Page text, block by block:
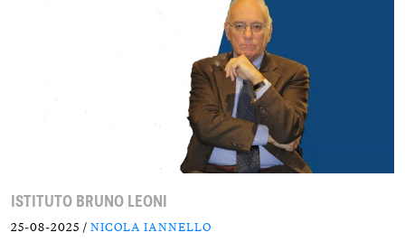
ISTITUTO BRUNO LEONI
25-08-2025 / NICOLA IANNELLO